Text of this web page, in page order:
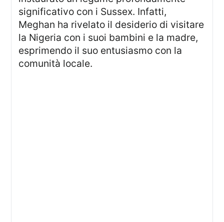
significativo con i Sussex. Infatti,
Meghan ha rivelato il desiderio di visitare
la Nigeria con i suoi bambini e la madre,
esprimendo il suo entusiasmo con la
comunità locale.